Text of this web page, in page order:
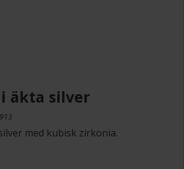
äkta silver
med kubisk zirkonia.